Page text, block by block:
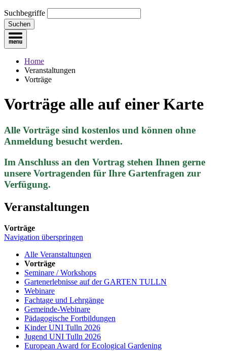
Suchbegriffe
Suchen
Home
Veranstaltungen
Vorträge
Vorträge alle auf einer Karte
Alle Vorträge sind kostenlos und können ohne
Anmeldung besucht werden.
Im Anschluss an den Vortrag stehen Ihnen gerne
unsere Vortragenden für Ihre Gartenfragen zur
Verfügung.
Veranstaltungen
Vorträge
Navigation überspringen
Alle Veranstaltungen
Vorträge
Seminare / Workshops
Gartenerlebnisse auf der GARTEN TULLN
Webinare
Fachtage und Lehrgänge
Gemeinde-Webinare
Pädagogische Fortbildungen
Kinder UNI Tulln 2026
Jugend UNI Tulln 2026
European Award for Ecological Gardening